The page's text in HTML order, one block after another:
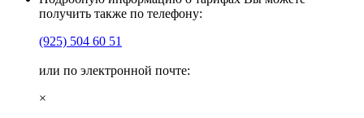
получить также по телефону:
(925) 504 60 51
или по электронной почте:
×